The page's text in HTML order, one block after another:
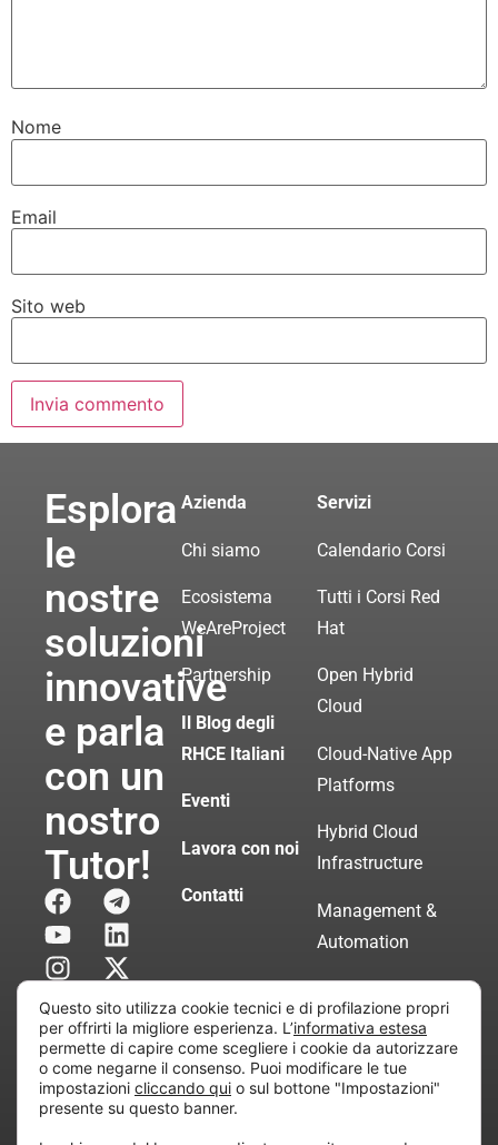
Nome
Email
Sito web
Esplora
le
nostre
soluzioni
innovative
e parla
con un
nostro
Tutor!
Azienda
Chi siamo
Ecosistema
WeAreProject
Partnership
Il Blog degli
RHCE Italiani
Eventi
Lavora con noi
Contatti
Servizi
Calendario Corsi
Tutti i Corsi Red
Hat
Open Hybrid
Cloud
Cloud-Native App
Platforms
Hybrid Cloud
Infrastructure
Management &
Automation
Servizi di
Consulenza
Certificata
Questo sito utilizza cookie tecnici e di profilazione propri
per offrirti la migliore esperienza. L’informativa estesa
permette di capire come scegliere i cookie da autorizzare
o come negarne il consenso. Puoi modificare le tue
impostazioni cliccando qui o sul bottone "Impostazioni"
presente su questo banner.